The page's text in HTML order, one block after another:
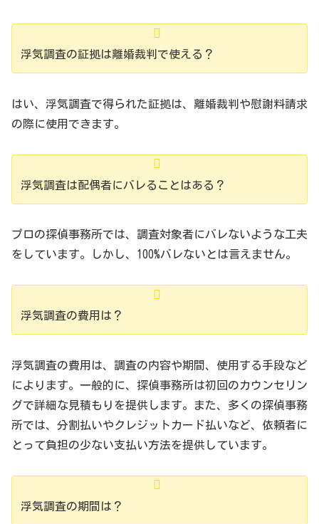
浮気調査の証拠は離婚裁判で使える？
はい、浮気調査で得られた証拠は、離婚裁判や慰謝料請求
の際に使用できます。
浮気調査は配偶者にバレることはある？
プロの探偵事務所では、調査対象者にバレないような工夫
をしています。しかし、100%バレないとは言えません。
浮気調査の費用は？
浮気調査の費用は、調査の内容や期間、使用する手段など
によります。一般的に、探偵事務所は初回のカウンセリン
グで詳細な見積もりを提供します。また、多くの探偵事務
所では、分割払いやクレジットカード払いなど、依頼者に
とって負担の少ない支払い方法を提供しています。
浮気調査の期間は？